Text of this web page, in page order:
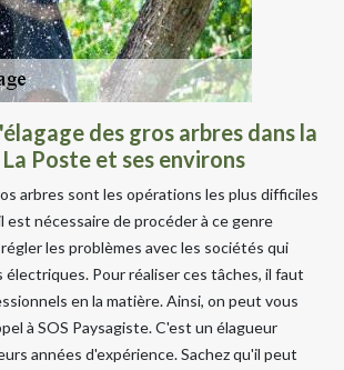
des gros arbres dans la
Poste et ses environs
arbres sont les opérations les plus difficiles
est nécessaire de procéder à ce genre
les problèmes avec les sociétés qui
Pour réaliser ces tâches, il faut
en la matière. Ainsi, on peut vous
à SOS Paysagiste. C'est un élagueur
années d'expérience. Sachez qu'il peut